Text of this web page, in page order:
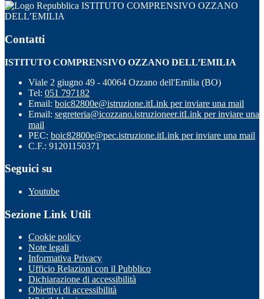
ISTITUTO COMPRENSIVO OZZANO
DELL’EMILIA
Contatti
ISTITUTO COMPRENSIVO OZZANO DELL’EMILIA
Viale 2 giugno 49 - 40064 Ozzano dell'Emilia (BO)
Tel: 051 797182
Email: boic82800e@istruzione.itLink per inviare una mail
Email: segreteria@icozzano.istruzioneer.itLink per inviare una
mail
PEC: boic82800e@pec.istruzione.itLink per inviare una mail
C.F.: 91201150371
Seguici su
Youtube
Sezione Link Utili
Cookie policy
Note legali
Informativa Privacy
Ufficio Relazioni con il Pubblico
Dichiarazione di accessibilità
Obiettivi di accessibilità